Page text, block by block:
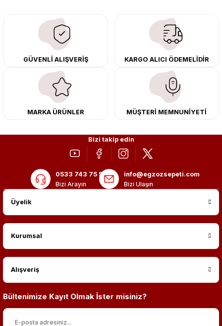
çıkma orijinal ürünler ile yenileyebilir, body kit uygulamalarıyla aracınızın
tasarımını ve aerodinamisini üst seviyeye taşıyabilirsiniz.
Tüm ürünlerimiz orijinal, dayanıklı ve uzun ömürlüdür. İstanbul’daki montaj
merkezimizde profesyonel montaj yapıyor, Türkiye’nin her yerine güvenli
kargo ile teslimat gerçekleştiriyoruz. Aracınıza değer katmak için doğru
adres: Egzoz Sepeti.
GÜVENLİ ALIŞVERİŞ KARGO ALICI ÖDEMELİDİR
MARKA ÜRÜNLER MÜŞTERİ MEMNUNİYETİ
Bizi takip edin
0533 743 75 56
Bizi Arayın
info@egzozsepeti.com
Bizi Ulaşın
Üyelik
Kurumsal
Alışveriş
Bültenimize Kayıt Olmak İster misiniz?